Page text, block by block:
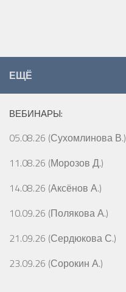
ЕЩЁ
ВЕБИНАРЫ:
05.08.26 (Сухомлинова В.)
11.08.26 (Морозов Д.)
14.08.26 (Аксёнов А.)
10.09.26 (Полякова А.)
21.09.26 (Сердюкова С.)
23.09.26 (Сорокин А.)